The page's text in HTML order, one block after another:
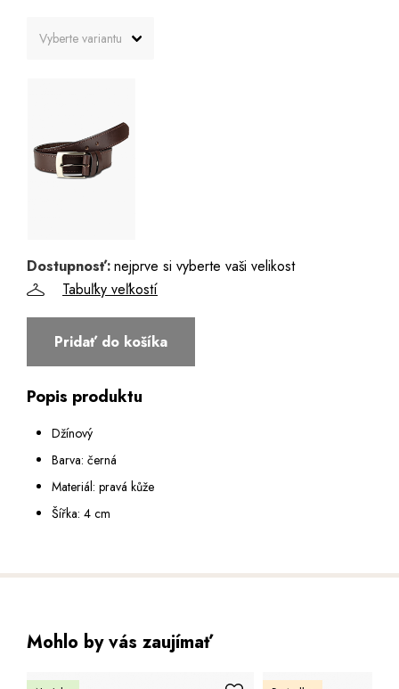
Dostupnosť:nejprve si vyberte vaši velikost
Tabuľky veľkostí
Pridať do košíka
Popis produktu
Džínový
Barva: černá
Materiál: pravá kůže
Šířka: 4 cm
Mohlo by vás zaujímať